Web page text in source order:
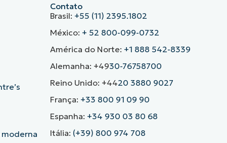
moderna
Contato
Brasil: +55 (11) 2395.1802
México: + 52 800-099-0732
América do Norte: +1 888 542-8339
Alemanha: +4930-76758700
Reino Unido: +4420 3880 9027
França: +33 800 91 09 90
Espanha: +34 930 03 80 68
Itália: (+39) 800 974 708